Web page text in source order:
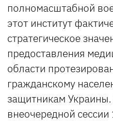
полномасштабной
этот институт
стратегическое
предоставления
области
гражданскому
защитникам
внеочередной